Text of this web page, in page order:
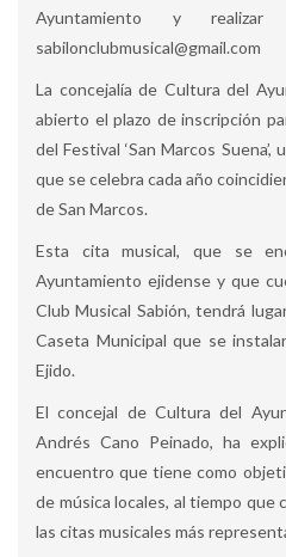
Ayuntamiento y
sabilonclubmusical@gmail.com
La concejalía de Cultura del
abierto el plazo de inscripción
del Festival ‘San Marcos
que se celebra cada año
de San Marcos.
Esta cita musical, que se
Ayuntamiento ejidense y que
Club Musical Sabión, tendrá
Caseta Municipal que se
Ejido.
El concejal de Cultura del
Andrés Cano Peinado, ha
encuentro que tiene como
de música locales, al tiempo
las citas musicales más